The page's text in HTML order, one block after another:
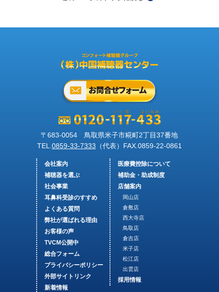
〒683-0054 鳥取県米子市糀町2丁目37番地
TEL. 0859-33-7333 （代表）FAX. 0859-22-0861
会社案内
補聴器を選ぶ
社会事業
耳鼻科受診のすすめ
よくある質問
弊社が選ばれる理由
お客様の声
TVCM公開中
総合フォーム
プライバシーポリシー
外部サイトリンク
新着情報
医療費控除について
補助金・助成制度
店舗案内
岡山店
倉敷店
西大寺店
鳥取店
倉吉店
米子店
松江店
出雲店
採用情報